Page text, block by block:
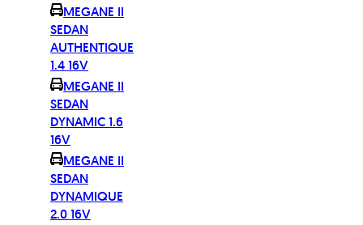
MEGANE II
SEDAN
AUTHENTIQUE
1.4 16V
MEGANE II
SEDAN
DYNAMIC 1.6
16V
MEGANE II
SEDAN
DYNAMIQUE
2.0 16V